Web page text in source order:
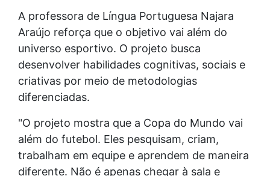
A professora de Língua Portuguesa Najara
Araújo reforça que o objetivo vai além do
universo esportivo. O projeto busca
desenvolver habilidades cognitivas, sociais e
criativas por meio de metodologias
diferenciadas.
"O projeto mostra que a Copa do Mundo vai
além do futebol. Eles pesquisam, criam,
trabalham em equipe e aprendem de maneira
diferente. Não é apenas chegar à sala e